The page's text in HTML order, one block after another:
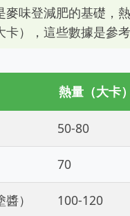
麥味登減肥的基礎，
卡），這些數據是參
熱量（大卡）
50-80
70
） 100-120